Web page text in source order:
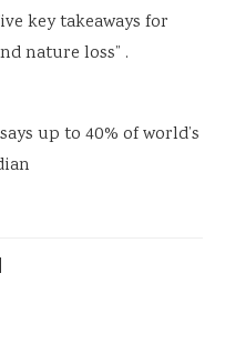
key takeaways for
nature loss” .
up to 40% of world’s